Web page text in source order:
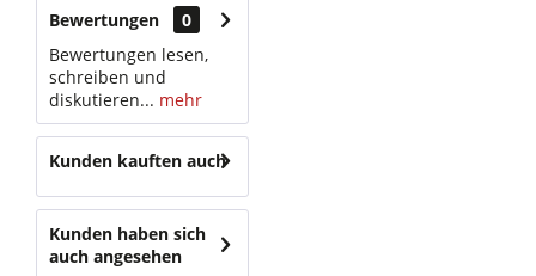
Bewertungen
0
Bewertungen lesen,
schreiben und
diskutieren... mehr
Kunden kauften auch
Kunden haben sich
auch angesehen